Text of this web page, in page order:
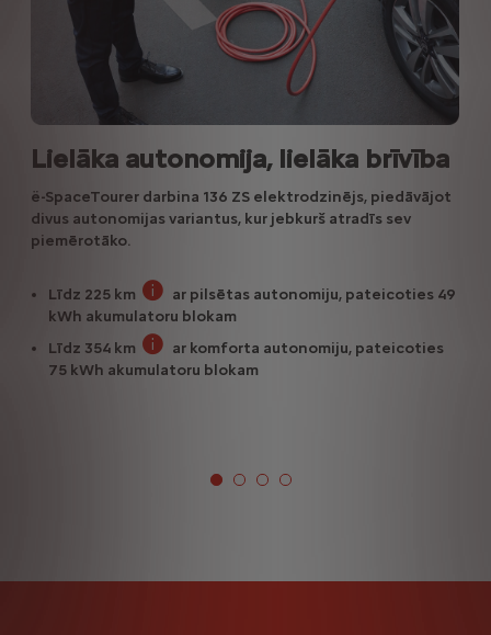
Lielāka autonomija, lielāka brīvība
ë-SpaceTourer darbina 136 ZS elektrodzinējs, piedāvājot
divus autonomijas variantus, kur jebkurš atradīs sev
piemērotāko.
Līdz 225 km
Komb. ciklā pēc WLTP.
ar pilsētas autonomiju, pateicoties 49
kWh akumulatoru blokam
Līdz 354 km
Komb. ciklā pēc WLTP.
ar komforta autonomiju, pateicoties
75 kWh akumulatoru blokam